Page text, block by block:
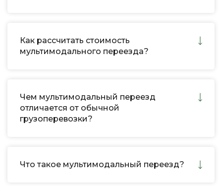
Как рассчитать стоимость
мультимодального переезда?
Чем мультимодальный переезд
отличается от обычной
грузоперевозки?
Что такое мультимодальный переезд?